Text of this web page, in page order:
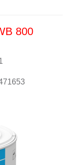
800